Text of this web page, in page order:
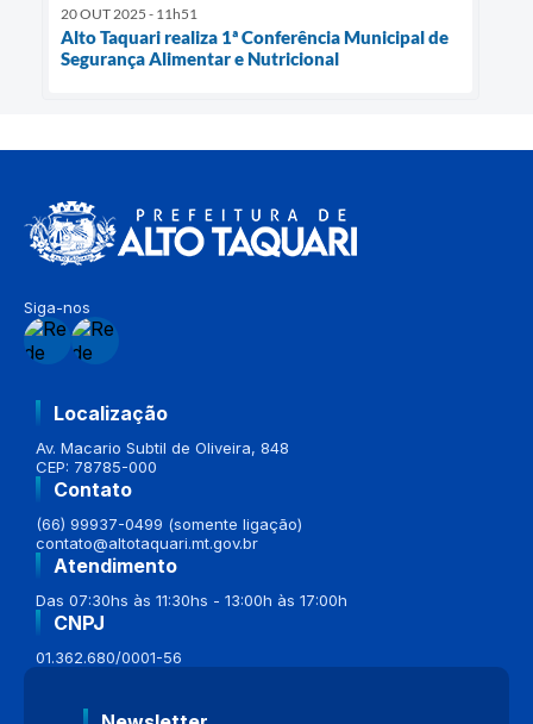
20 OUT 2025 - 11h51
Alto Taquari realiza 1ª Conferência Municipal de
Segurança Alimentar e Nutricional
Siga-nos
Localização
Av. Macario Subtil de Oliveira, 848
CEP: 78785-000
Contato
(66) 99937-0499 (somente ligação)
contato@altotaquari.mt.gov.br
Atendimento
Das 07:30hs às 11:30hs - 13:00h às 17:00h
CNPJ
01.362.680/0001-56